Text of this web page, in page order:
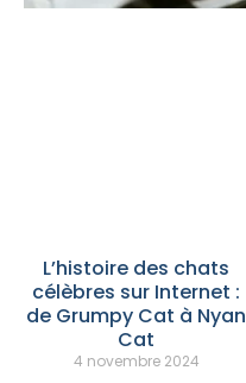
L’histoire des chats
célèbres sur Internet :
de Grumpy Cat à Nyan
Cat
4 novembre 2024